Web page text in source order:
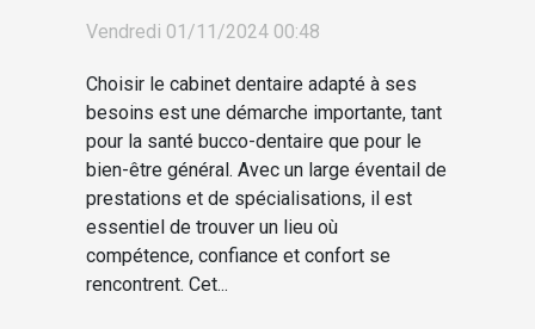
Vendredi 01/11/2024 00:48
Choisir le cabinet dentaire adapté à ses
besoins est une démarche importante, tant
pour la santé bucco-dentaire que pour le
bien-être général. Avec un large éventail de
prestations et de spécialisations, il est
essentiel de trouver un lieu où
compétence, confiance et confort se
rencontrent. Cet...